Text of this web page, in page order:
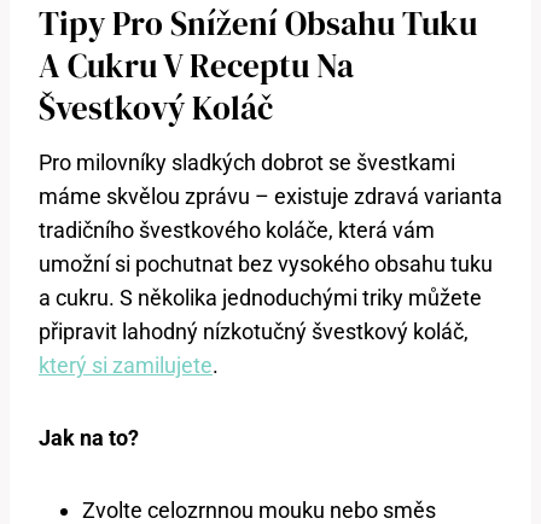
Tipy Pro Snížení Obsahu Tuku
A Cukru V Receptu Na
Švestkový Koláč
Pro milovníky sladkých dobrot se švestkami
máme skvělou zprávu – existuje zdravá varianta
tradičního švestkového koláče, která vám
umožní si pochutnat bez vysokého obsahu tuku
a cukru. S několika jednoduchými triky můžete
připravit lahodný nízkotučný švestkový koláč,
který si zamilujete.
Jak na to?
Zvolte celozrnnou mouku nebo směs